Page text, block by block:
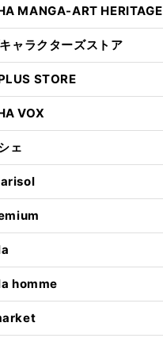
MANGA-ART HERITAGE
ャラクターズストア
STORE
VOX
ェ
homme